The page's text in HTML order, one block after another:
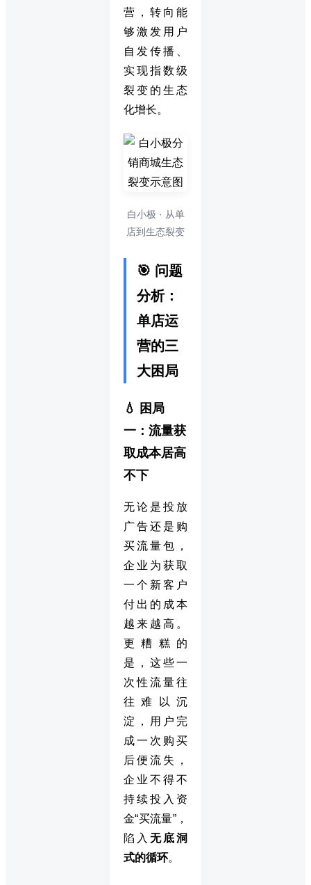
营，转向能
够激发用户
自发传播、
实现指数级
裂变的生态
化增长。
白小极 · 从单
店到生态裂变
🎯 问题
分析：
单店运
营的三
大困局
💧 困局
一：流量获
取成本居高
不下
无论是投放
广告还是购
买流量包，
企业为获取
一个新客户
付出的成本
越来越高。
更糟糕的
是，这些一
次性流量往
往难以沉
淀，用户完
成一次购买
后便流失，
企业不得不
持续投入资
金“买流量”，
陷入 无底洞
式的循环。